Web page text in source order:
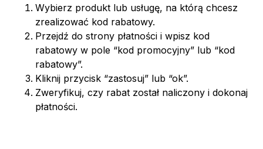
Wybierz produkt lub usługę, na którą chcesz
zrealizować kod rabatowy.
Przejdź do strony płatności i wpisz kod
rabatowy w pole “kod promocyjny” lub “kod
rabatowy”.
Kliknij przycisk “zastosuj” lub “ok”.
Zweryfikuj, czy rabat został naliczony i dokonaj
płatności.